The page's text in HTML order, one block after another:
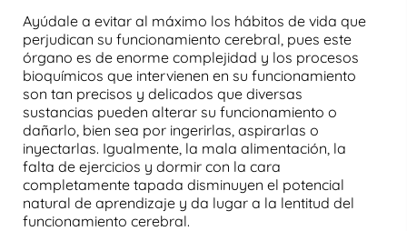
Ayúdale a evitar al máximo los hábitos de vida que
perjudican su funcionamiento cerebral, pues este
órgano es de enorme complejidad y los procesos
bioquímicos que intervienen en su funcionamiento
son tan precisos y delicados que diversas
sustancias pueden alterar su funcionamiento o
dañarlo, bien sea por ingerirlas, aspirarlas o
inyectarlas. Igualmente, la mala alimentación, la
falta de ejercicios y dormir con la cara
completamente tapada disminuyen el potencial
natural de aprendizaje y da lugar a la lentitud del
funcionamiento cerebral.